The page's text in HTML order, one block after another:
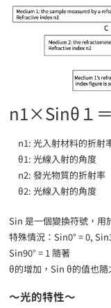
n1×Sinθ１
n1: 光入射材料的折射
θ1: 光線入射的角度
n2: 發光物質的折射率
θ2: 光線入射的角度
Sin 是一個變換符號，用
特殊情況：Sin0° = 0,
Sin90° = 1 隨著
θ的增加，Sin θ的值也隨
～光的特性～